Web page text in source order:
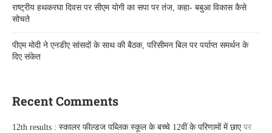
राष्ट्रीय हथकरघा दिवस पर सीएम योगी का सपा पर तंज, कहा- बबुआ विकास कैसे
सोचते
पीएम मोदी ने एनडीए सांसदों के साथ की बैठक, परिसीमन बिल पर पर्याप्त समर्थन के
दिए संकेत
Recent Comments
12th results : स्कालर फील्डज पब्लिक स्कूल के बच्चे 12वीं के परिणामों में छाएपर